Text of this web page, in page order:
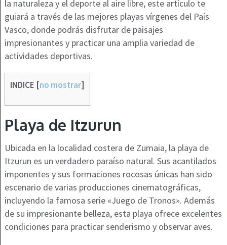
la naturaleza y el deporte al aire libre, este artículo te
guiará a través de las mejores playas vírgenes del País
Vasco, donde podrás disfrutar de paisajes
impresionantes y practicar una amplia variedad de
actividades deportivas.
INDICE [no mostrar]
Playa de Itzurun
Ubicada en la localidad costera de Zumaia, la playa de
Itzurun es un verdadero paraíso natural. Sus acantilados
imponentes y sus formaciones rocosas únicas han sido
escenario de varias producciones cinematográficas,
incluyendo la famosa serie «Juego de Tronos». Además
de su impresionante belleza, esta playa ofrece excelentes
condiciones para practicar senderismo y observar aves.